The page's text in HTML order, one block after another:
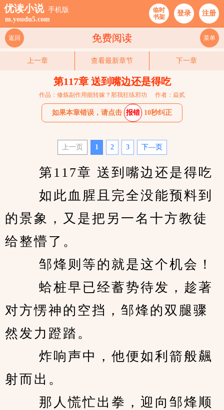
优读小说 手机版
m.youdu5.com
临时
书架
登录 注册
免费阅读
返回 菜单
上一章 查看最新章节 下一章
第117章 送到嘴边还是得吃
作品：修炼副作用能转嫁？那我狂练邪功 作者：焱贰
如果本章错误，请点击 报错 10秒纠正
上一页 1 2 3 下—页
第117章 送到嘴边还是得吃
如此血腥且完全没能预料到
的景象，又是把另一名十方教徒
给整懵了。
邹烽则等的就是这个机会！
蛤桩早已经蓄势待发，趁著
对方愣神的空挡，邹烽的双腿骤
然发力蹬踏。
炸响声中，他便如利箭般飆
射而出。
那人慌忙出拳，迎向邹烽顺